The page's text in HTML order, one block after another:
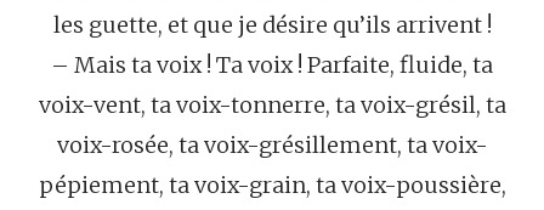
les guette, et que je désire qu’ils arrivent !
– Mais ta voix ! Ta voix ! Parfaite, fluide, ta
voix-vent, ta voix-tonnerre, ta voix-grésil, ta
voix-rosée, ta voix-grésillement, ta voix-
pépiement, ta voix-grain, ta voix-poussière,